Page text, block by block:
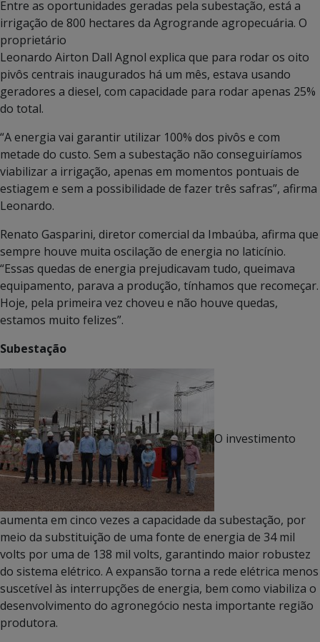
Entre as oportunidades geradas pela subestação, está a
irrigação de 800 hectares da Agrogrande agropecuária. O
proprietário
Leonardo Airton Dall Agnol explica que para rodar os oito
pivôs centrais inaugurados há um mês, estava usando
geradores a diesel, com capacidade para rodar apenas 25%
do total.
“A energia vai garantir utilizar 100% dos pivôs e com
metade do custo. Sem a subestação não conseguiríamos
viabilizar a irrigação, apenas em momentos pontuais de
estiagem e sem a possibilidade de fazer três safras”, afirma
Leonardo.
Renato Gasparini, diretor comercial da Imbaúba, afirma que
sempre houve muita oscilação de energia no laticínio.
“Essas quedas de energia prejudicavam tudo, queimava
equipamento, parava a produção, tínhamos que recomeçar.
Hoje, pela primeira vez choveu e não houve quedas,
estamos muito felizes”.
Subestação
O investimento
aumenta em cinco vezes a capacidade da subestação, por
meio da substituição de uma fonte de energia de 34 mil
volts por uma de 138 mil volts, garantindo maior robustez
do sistema elétrico. A expansão torna a rede elétrica menos
suscetível às interrupções de energia, bem como viabiliza o
desenvolvimento do agronegócio nesta importante região
produtora.